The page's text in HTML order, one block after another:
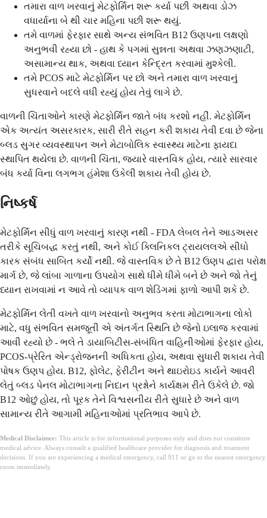
તમારા વાળ ખરવાનું મેટફોર્મિન શરૂ કર્યા પછી અથવા ડોઝ
વધાર્યાના બે થી ચાર મહિના પછી શરૂ થયું.
તમે વાળમાં ફેરફાર સાથે અન્ય સંભવિત B12 ઉણપના લક્ષણો
અનુભવી રહ્યા છો - હાથ કે પગમાં સુન્નતા અથવા ઝણઝણાટી,
અસામાન્ય થાક, અથવા ધ્યાન કેન્દ્રિત કરવામાં મુશ્કેલી.
તમે PCOS માટે મેટફોર્મિન પર છો અને તમારા વાળ ખરવાનું
સુધરવાને બદલે વધી રહ્યું હોય તેવું લાગે છે.
વાળની ​​ચિંતાઓને કારણે મેટફોર્મિન જાતે બંધ કરશો નહીં. મેટફોર્મિન
એક અત્યંત અસરકારક, સારી રીતે સહન કરી શકાય તેવી દવા છે જેના
બ્લડ સુગર વ્યવસ્થાપન અને મેટાબોલિક સ્વાસ્થ્ય માટેના ફાયદા
સ્થાપિત થયેલા છે. વાળની ​​ચિંતા, જ્યારે વાસ્તવિક હોય, ત્યારે સારવાર
બંધ કર્યા વિના લગભગ હંમેશા ઉકેલી શકાય તેવી હોય છે.
નિષ્કર્ષ
મેટફોર્મિન સીધું વાળ ખરવાનું કારણ નથી - FDA લેબલ તેને આડઅસર
તરીકે સૂચિબદ્ધ કરતું નથી, અને કોઈ ક્લિનિકલ ટ્રાયલલએ સીધો
કારક સંબંધ સાબિત કર્યો નથી. જે વાસ્તવિક છે તે B12 ઉણપ દ્વારા પરોક્ષ
માર્ગ છે, જે લાંબા ગાળાના ઉપયોગ સાથે ધીમે ધીમે બને છે અને જો તેનું
ધ્યાન રાખવામાં ન આવે તો વ્યાપક વાળ શેડિંગમાં ફાળો આપી શકે છે.
મેટફોર્મિન લેતી વખતે વાળ ખરવાનો અનુભવ કરતા મોટાભાગના લોકો
માટે, વધુ સંભવિત સમજૂતી એ અંતર્ગત સ્થિતિ છે જેનો ઇલાજ કરવામાં
આવી રહ્યો છે - ભલે તે ડાયાબિટીસ-સંબંધિત વાહિનીઓમાં ફેરફાર હોય,
PCOS-પ્રેરિત એન્ડ્રોજનની અધિકતા હોય, અથવા સુધારી શકાય તેવી
પોષક ઉણપ હોય. B12, ફોલેટ, ફેરીટીન અને થાઇરોઇડ કાર્યને આવરી
લેતું બ્લડ પેનલ મોટાભાગના નિદાન પ્રશ્નોને કાર્યક્ષમ રીતે ઉકેલે છે. જો
B12 ઓછું હોય, તો પૂરક તેને વિશ્વસનીય રીતે સુધારે છે અને વાળ
સામાન્ય રીતે આગામી મહિનાઓમાં પ્રતિભાવ આપે છે.
Medical Disclaimer: This article is for informational purposes only and does not constitute
medical advice. Always consult a qualified healthcare provider for diagnosis and treatment
decisions. If you are experiencing a medical emergency, call 911 or go to the nearest emergency
room immediately.